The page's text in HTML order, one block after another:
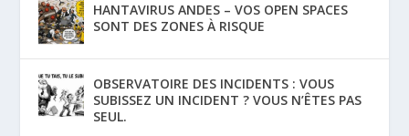
HANTAVIRUS ANDES – VOS OPEN SPACES
SONT DES ZONES À RISQUE
OBSERVATOIRE DES INCIDENTS : VOUS
SUBISSEZ UN INCIDENT ? VOUS N’ÊTES PAS
SEUL.